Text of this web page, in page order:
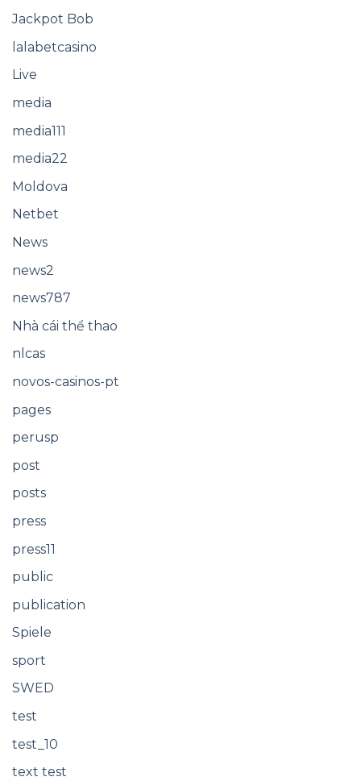
Jackpot Bob
lalabetcasino
Live
media
media111
media22
Moldova
Netbet
News
news2
news787
Nhà cái thể thao
nlcas
novos-casinos-pt
pages
perusp
post
posts
press
press11
public
publication
Spiele
sport
SWED
test
test_10
text test